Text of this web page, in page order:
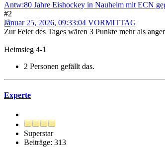
Antw:80 Jahre Eishockey in Nauheim mit ECN
#2
Januar 25, 2026, 09:33:04 VORMITTAG
Zur Feier des Tages wären 3 Punkte mehr als
Heimsieg 4-1
2 Personen gefällt das.
Experte
Superstar
Beiträge: 313